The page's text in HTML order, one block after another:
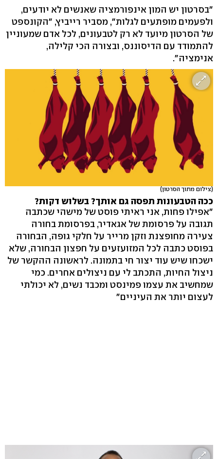
״בסרטון יש המון אינפורמציה שאנשים לא יודעים,
ולפעמים מופתעים לגלות", מסביר רייביץ, "הקונספט
של הסרטון מיועד לא רק לטבעונים, לכל אדם שמעוניין
להתמודד עם הדיסוננס, ובצורה הכי קלילה,
אנימציה״.
(צילום מתוך הסרטון)
ככה הטבעונות תפסה גם אותך? בשלוש דקות?
״אפילו פחות, אני ראיתי פוסט של מישהי שכתבה
תגובה על פרסומת של אגאדיר, בפרסומת בחורה
צעירה מחופצנת וזקן מרייר על חלקי גופה, הבחורה
בפוסט כתבה לכל המזועזעים על חפצון הבחורה, שלא
ישכחו שיש עוד יצור חי בתמונה. לראשונה ההקשר של
ניצול החיות, התכתב לי עם ניצולים אחרים. כמי
שמחשיב את עצמו פמינסט ומכבד נשים, לא יכולתי
לעצום יותר את העיניים״